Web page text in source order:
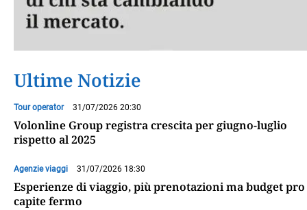
Ultime Notizie
Tour operator 31/07/2026 20:30
Volonline Group registra crescita per giugno-luglio
rispetto al 2025
Agenzie viaggi 31/07/2026 18:30
Esperienze di viaggio, più prenotazioni ma budget pro
capite fermo